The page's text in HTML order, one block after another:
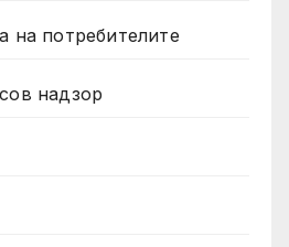
на потребителите
надзор